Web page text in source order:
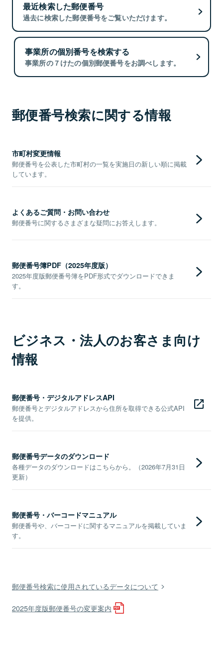
最近検索した郵便番号
過去に検索した郵便番号をご覧いただけます。
事業所の個別番号を検索する
事業所の７けたの個別郵便番号をお調べします。
郵便番号検索に関する情報
市町村変更情報
郵便番号を公表した市町村の一覧を実施日の新しい順に掲載
しています。
よくあるご質問・お問い合わせ
郵便番号に関するさまざまな疑問にお答えします。
郵便番号簿PDF（2025年度版）
2025年度版郵便番号簿をPDF形式でダウンロードできま
す。
ビジネス・法人のお客さま向け
情報
郵便番号・デジタルアドレスAPI
郵便番号とデジタルアドレスから住所を取得できる公式API
を提供。
郵便番号データのダウンロード
各種データのダウンロードはこちらから。（2026年7月31日
更新）
郵便番号・バーコードマニュアル
郵便番号や、バーコードに関するマニュアルを掲載していま
す。
郵便番号検索に使用されているデータについて
2025年度版郵便番号の変更案内